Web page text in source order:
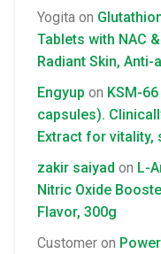
Yogita on
Tablets with NAC
Radiant Skin, Anti-
Engyup on KSM-
capsules).
Extract for vitality,
zakir saiyad on L-
Nitric Oxide
Flavor, 300g
Customer on